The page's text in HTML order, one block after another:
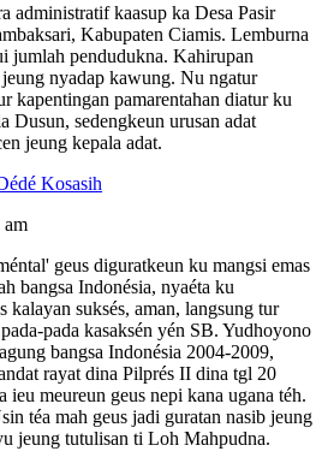
administratif kaasup ka Desa Pasir
Kabupaten Ciamis. Lemburna
jumlah pendudukna. Kahirupan
nyadap kawung. Nu ngatur
kapentingan pamarentahan diatur ku
Dusun, sedengkeun urusan adat
jeung kepala adat.
Kosasih
am
geus diguratkeun ku mangsi emas
bangsa Indonésia, nyaéta ku
kalayan suksés, aman, langsung tur
pada kasaksén yén SB. Yudhoyono
bangsa Indonésia 2004-2009,
rayat dina Pilprés II dina tgl 20
ieu meureun geus nepi kana ugana téh.
téa mah geus jadi guratan nasib jeung
jeung tutulisan ti Loh Mahpudna.